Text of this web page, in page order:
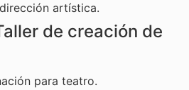
artística.
de creación de
para teatro.